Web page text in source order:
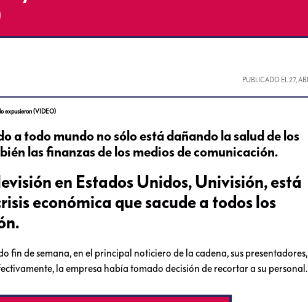
PUBLICADO EL 27,
expusieron (VIDEO)
a todo mundo no sólo está dañando la salud de los
las finanzas de los medios de comunicación.
en Estados Unidos, Univisión, está
económica que sacude a todos los
fin de semana, en el principal noticiero de la cadena, sus
la empresa había tomado decisión de recortar a su personal.